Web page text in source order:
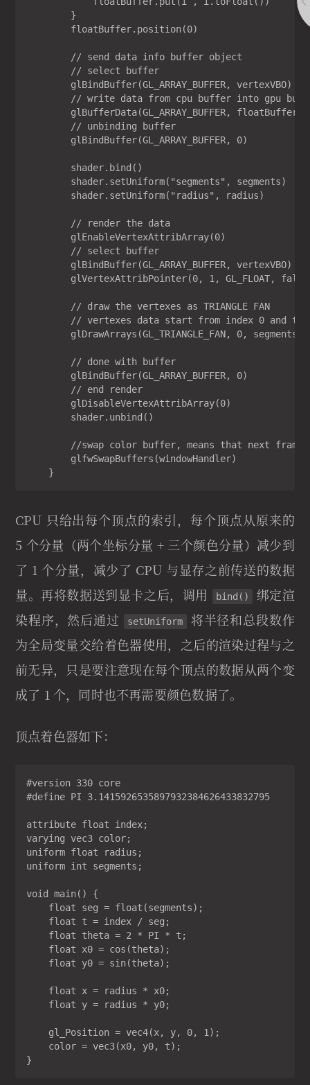
        }
        floatBuffer.position(0)
        // send data info buffer object
        // select buffer
        glBindBuffer(GL_ARRAY_BUFFER, vertexVBO)
// write data from cpu buffer into gpu
glBufferData(GL_ARRAY_BUFFER, floatBuffer,
        // unbinding buffer
        glBindBuffer(GL_ARRAY_BUFFER, 0)
        shader.bind()
        shader.setUniform("segments", segments)
        shader.setUniform("radius", radius)
        // render the data
        glEnableVertexAttribArray(0)
        // select buffer
        glBindBuffer(GL_ARRAY_BUFFER, vertexVBO)
glVertexAttribPointer(0, 1, GL_FLOAT,
        // draw the vertexes as TRIANGLE FAN
// vertexes data start from index 0 and
        glDrawArrays(GL_TRIANGLE_FAN, 0, segments)
        // done with buffer
        glBindBuffer(GL_ARRAY_BUFFER, 0)
        // end render
        glDisableVertexAttribArray(0)
        shader.unbind()
//swap color buffer, means that next frame
        glfwSwapBuffers(windowHandler)
    }
CPU 只给出每个顶点的索引，每个顶点从原来的
5 个分量（两个坐标分量 + 三个颜色分量）减少到
了 1 个分量，减少了 CPU 与显存之前传送的数据
量。再将数据送到显卡之后，调用
bind()
绑定渲
染程序，然后通过
setUniform
将半径和总段数作
为全局变量交给着色器使用，之后的渲染过程与之
前无异，只是要注意现在每个顶点的数据从两个变
成了 1 个，同时也不再需要颜色数据了。
顶点着色器如下：
#version 330 core
#define PI 3.1415926535897932384626433832795
attribute float index;
varying vec3 color;
uniform float radius;
uniform int segments;
void main() {
    float seg = float(segments);
    float t = index / seg;
    float theta = 2 * PI * t;
    float x0 = cos(theta);
    float y0 = sin(theta);
    float x = radius * x0;
    float y = radius * y0;
    gl_Position = vec4(x, y, 0, 1);
    color = vec3(x0, y0, t);
}